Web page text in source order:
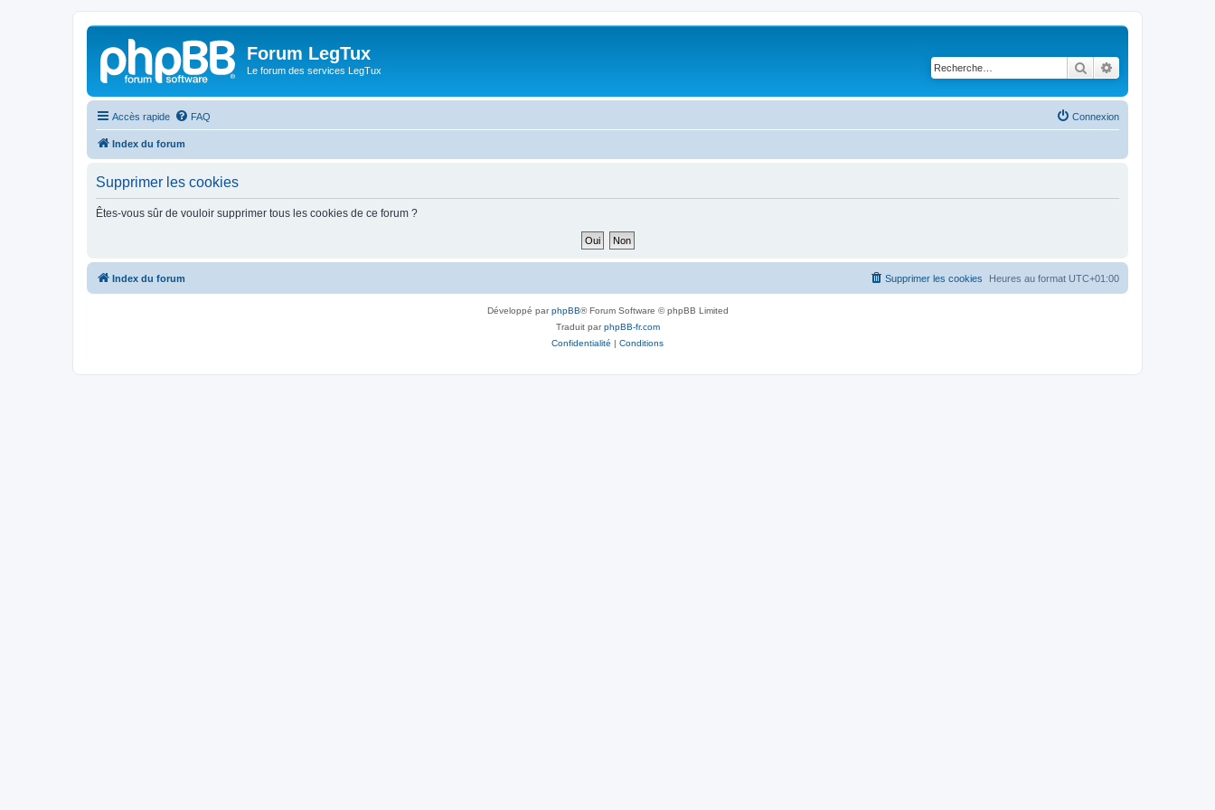
Forum LegTux
Le forum des services LegTux Rechercher
Accès rapide FAQ Connexion
Index du forum
Supprimer les cookies
Êtes-vous sûr de vouloir supprimer tous les cookies de ce forum ?
Index du forum Heures au format UTC+01:00
Supprimer les cookies
Développé parphpBB® Forum Software © phpBB Limited
Traduit parphpBB-fr.com
Confidentialité | Conditions